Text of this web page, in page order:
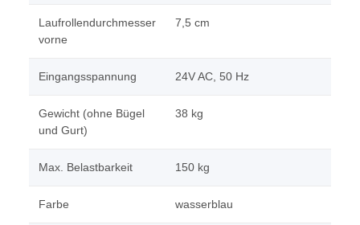
Laufrollendurchmesser
vorne
7,5 cm
Eingangsspannung 24V AC, 50 Hz
Gewicht (ohne Bügel
und Gurt)
38 kg
Max. Belastbarkeit 150 kg
Farbe wasserblau